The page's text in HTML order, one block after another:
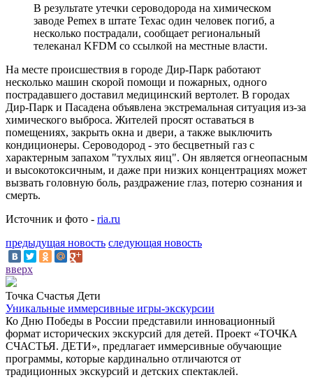
В результате утечки сероводорода на химическом
заводе Pemex в штате Техас один человек погиб, а
несколько пострадали, сообщает региональный
телеканал KFDM со ссылкой на местные власти.
На месте происшествия в городе Дир-Парк работают
несколько машин скорой помощи и пожарных, одного
пострадавшего доставил медицинский вертолет. В городах
Дир-Парк и Пасадена объявлена экстремальная ситуация из-за
химического выброса. Жителей просят оставаться в
помещениях, закрыть окна и двери, а также выключить
кондиционеры. Сероводород - это бесцветный газ с
характерным запахом "тухлых яиц". Он является огнеопасным
и высокотоксичным, и даже при низких концентрациях может
вызвать головную боль, раздражение глаз, потерю сознания и
смерть.
Источник и фото - ria.ru
предыдущая новость следующая новость
вверх
Точка Счастья Дети
Уникальные иммерсивные игры-экскурсии
Ко Дню Победы в России представили инновационный
формат исторических экскурсий для детей. Проект «ТОЧКА
СЧАСТЬЯ. ДЕТИ», предлагает иммерсивные обучающие
программы, которые кардинально отличаются от
традиционных экскурсий и детских спектаклей.